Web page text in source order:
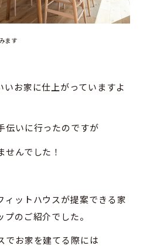
ます
いお家に仕上がっていますよ
伝いに行ったのですが
んでした！
ィットハウスが提案できる家
のご紹介でした。
でお家を建てる際には